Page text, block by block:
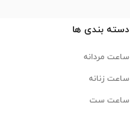
دسته بندی ها
ساعت مردانه
ساعت زنانه
ساعت ست